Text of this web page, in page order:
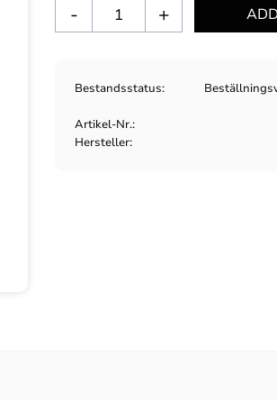
+
-
Bestandsstatus
Artikel-Nr.
Hersteller